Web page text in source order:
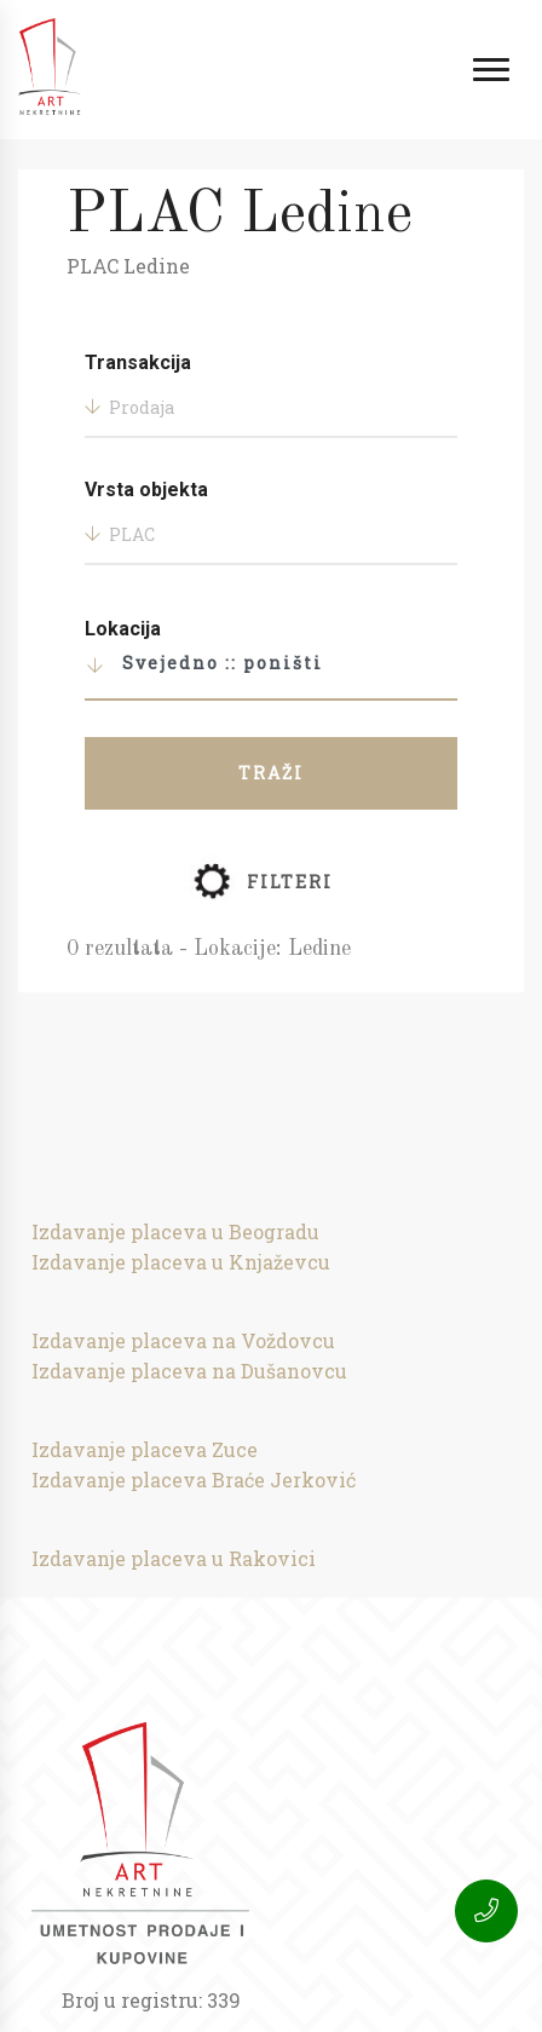
PLAC Ledine
PLAC Ledine
Transakcija
Prodaja
Vrsta objekta
PLAC
Lokacija
Svejedno :: poništi
TRAŽI
FILTERI
0 rezultata - Lokacije: Ledine
Izdavanje placeva u Beogradu
Izdavanje placeva u Knjaževcu
Izdavanje placeva na Voždovcu
Izdavanje placeva na Dušanovcu
Izdavanje placeva Zuce
Izdavanje placeva Braće Jerković
Izdavanje placeva u Rakovici
Broj u registru: 339